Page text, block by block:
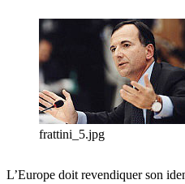
frattini_5.jpg
L’Europe doit revendiquer son